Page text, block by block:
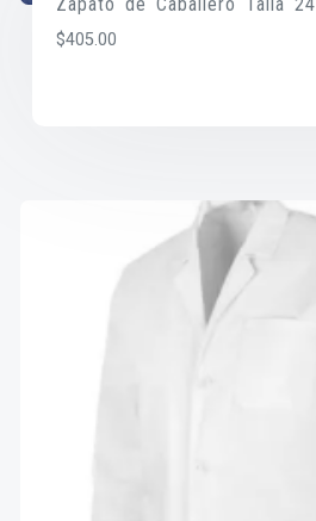
$405.00